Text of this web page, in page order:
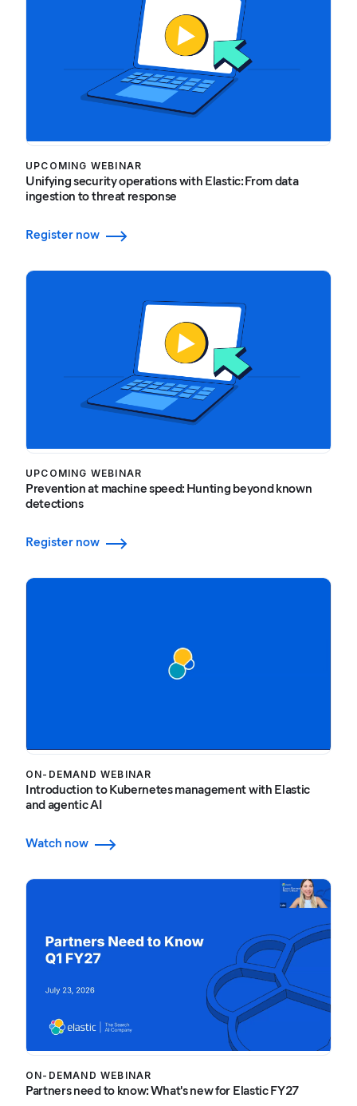
UPCOMING WEBINAR
Unifying security operations with Elastic: From data
ingestion to threat response
Register now
UPCOMING WEBINAR
Prevention at machine speed: Hunting beyond known
detections
Register now
ON-DEMAND WEBINAR
Introduction to Kubernetes management with Elastic
and agentic AI
Watch now
ON-DEMAND WEBINAR
Partners need to know: What's new for Elastic FY27